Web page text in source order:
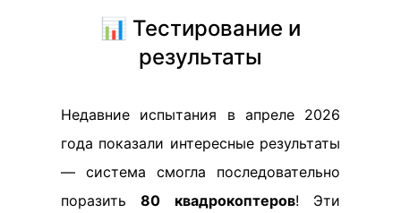
📊 Тестирование и
результаты
Недавние испытания в апреле 2026
года показали интересные результаты
— система смогла последовательно
поразить80 квадрокоптеров! Эти